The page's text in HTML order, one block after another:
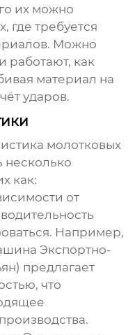
их можно
где требуется
Можно
работают, как
материал на
ударов.
молотковых
несколько
как:
от
Например,
Экспортно-
предлагает
что